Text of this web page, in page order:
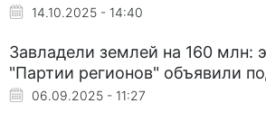
14.10.2025 - 14:40
Завладели землей на 160 млн:
"Партии регионов" объявили
06.09.2025 - 11:27